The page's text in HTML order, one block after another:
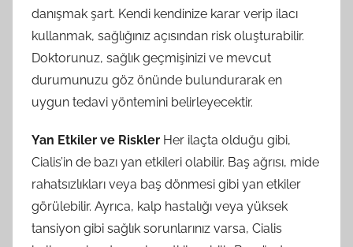
danışmak şart. Kendi kendinize karar verip ilacı
kullanmak, sağlığınız açısından risk oluşturabilir.
Doktorunuz, sağlık geçmişinizi ve mevcut
durumunuzu göz önünde bulundurarak en
uygun tedavi yöntemini belirleyecektir.
Yan Etkiler ve Riskler Her ilaçta olduğu gibi,
Cialis’in de bazı yan etkileri olabilir. Baş ağrısı, mide
rahatsızlıkları veya baş dönmesi gibi yan etkiler
görülebilir. Ayrıca, kalp hastalığı veya yüksek
tansiyon gibi sağlık sorunlarınız varsa, Cialis